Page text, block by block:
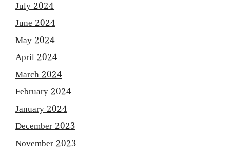
July 2024
June 2024
May 2024
April 2024
March 2024
February 2024
January 2024
December 2023
November 2023